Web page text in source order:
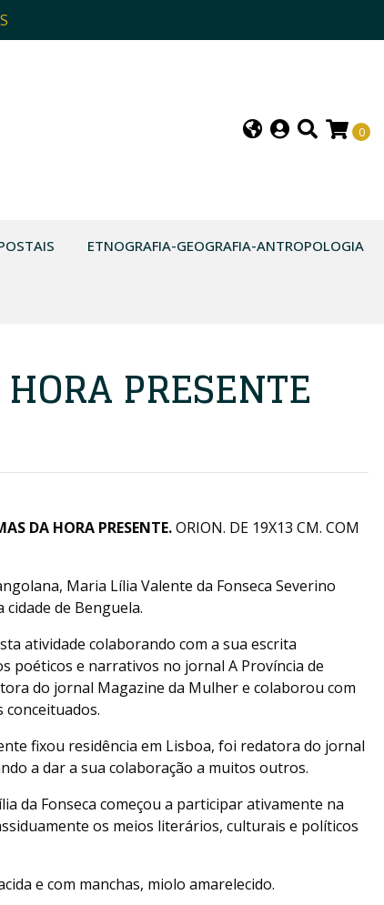
0
ETNOGRAFIA-GEOGRAFIA-ANTROPOLOGIA
PRESENTE
DA HORA PRESENTE.ORION. DE 19X13 CM. COM
Maria Lília Valente da Fonseca Severino
cidade de Benguela.
atividade colaborando com a sua escrita
poéticos e narrativos no jornal A Província de
do jornal Magazine da Mulher e colaborou com
fixou residência em Lisboa, foi redatora do jornal
a dar a sua colaboração a muitos outros.
da Fonseca começou a participar ativamente na
os meios literários, culturais e políticos
e com manchas, miolo amarelecido.